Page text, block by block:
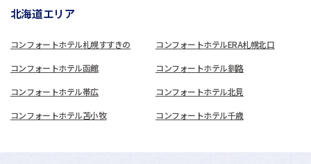
北海道エリア
コンフォートホテル札幌すすきの コンフォートホテルERA札幌北口
コンフォートホテル函館 コンフォートホテル釧路
コンフォートホテル帯広 コンフォートホテル北見
コンフォートホテル苫小牧 コンフォートホテル千歳